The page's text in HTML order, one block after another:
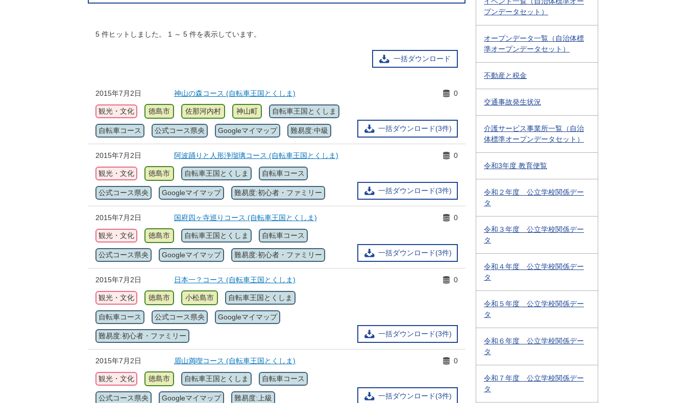
5 件ヒットしました。 1 ～ 5 件を表示しています。
一括ダウンロード
2015年7月2日 神山の森コース (自転車王国とくしま)
一括ダウンロード(3件)
0
観光・文化 徳島市 佐那河内村 神山町 自転車王国とくしま
自転車コース 公式コース県央 Googleマイマップ 難易度:中級
2015年7月2日 阿波踊りと人形浄瑠璃コース (自転車王国とくしま)
一括ダウンロード(3件)
0
観光・文化 徳島市 自転車王国とくしま 自転車コース
公式コース県央 Googleマイマップ 難易度:初心者・ファミリー
2015年7月2日 国府四ヶ寺巡りコース (自転車王国とくしま)
一括ダウンロード(3件)
0
観光・文化 徳島市 自転車王国とくしま 自転車コース
公式コース県央 Googleマイマップ 難易度:初心者・ファミリー
2015年7月2日 日本一？コース (自転車王国とくしま)
一括ダウンロード(3件)
0
観光・文化 徳島市 小松島市 自転車王国とくしま
自転車コース 公式コース県央 Googleマイマップ
難易度:初心者・ファミリー
2015年7月2日 眉山満喫コース (自転車王国とくしま)
一括ダウンロード(3件)
0
観光・文化 徳島市 自転車王国とくしま 自転車コース
公式コース県央 Googleマイマップ 難易度:上級
プンデータセット）
オープンデータ一覧（自治体標
準オープンデータセット）
不動産と税金
交通事故発生状況
介護サービス事業所一覧（自治
体標準オープンデータセット）
令和3年度 教育便覧
令和２年度 公立学校関係デー
タ
令和３年度 公立学校関係デー
タ
令和４年度 公立学校関係デー
タ
令和５年度 公立学校関係デー
タ
令和６年度 公立学校関係デー
タ
令和７年度 公立学校関係デー
タ